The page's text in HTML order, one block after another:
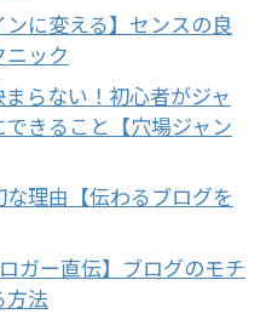
ンに変える】センスの良
ック
らない！初心者がジャ
きること【穴場ジャン
理由【伝わるブログを
ガー直伝】ブログのモチ
方法